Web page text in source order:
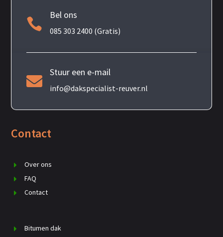

Bel ons
085 303 2400 (Gratis)

Stuur een e-mail
info@dakspecialist-reuver.nl
Contact
Over ons
FAQ
Contact
Bitumen dak